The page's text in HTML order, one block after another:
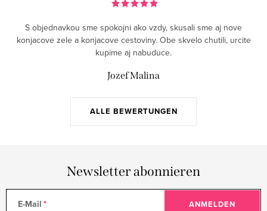
ALLE BEWERTUNGEN
S objednavkou sme spokojni ako vzdy, skusali sme aj nove
konjacove zele a konjacove cestoviny. Obe skvelo chutili, urcite
kupime aj nabuduce.
Jozef Malina
Newsletter abonnieren
E-Mail ANMELDEN